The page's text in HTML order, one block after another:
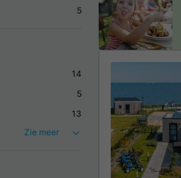
5
14
5
13
Zie meer